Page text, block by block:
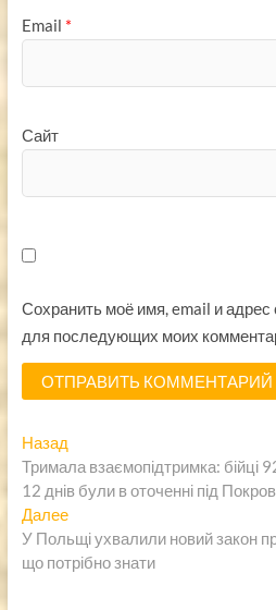
Email *
Сайт
Сохранить моё имя, email и адрес
для последующих моих
Навигация
по
записям
НазадПредыдущая
запись:
Тримала взаємопідтримка: бійці
12 днів були в оточенні під
ДалееСледующая
запись:
У Польщі ухвалили новий закон
що потрібно знати